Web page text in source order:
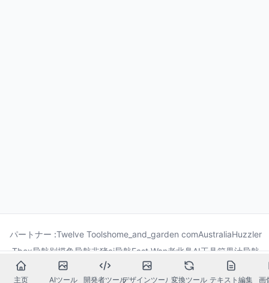
パートナー :Twelve Toolshome_and_garden comAustraliaHuzzler
Tbox导航别摸鱼导航非猪ai导航Fast Wan老北鼻AI工具箱果汁导航
龙喵导航
主页 AIツール 開発者ツールデザインツール変換ツール テキスト編集 画